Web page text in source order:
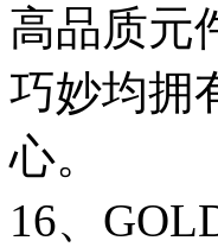
高品质元
巧妙均拥
心。
16、